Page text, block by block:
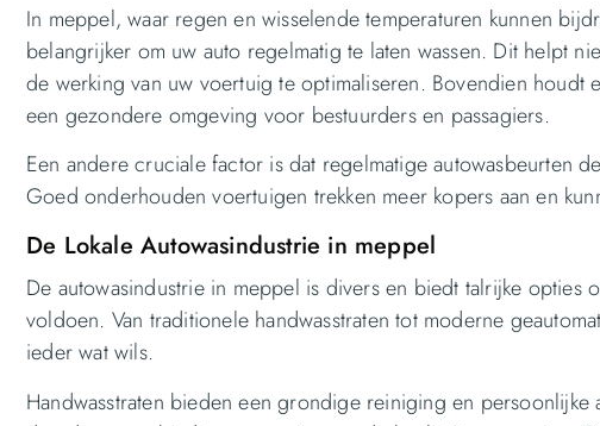
In meppel, waar regen en wisselende temperaturen kunnen
belangrijker om uw auto regelmatig te laten wassen. Dit helpt
de werking van uw voertuig te optimaliseren. Bovendien
een gezondere omgeving voor bestuurders en passagiers.
Een andere cruciale factor is dat regelmatige autowasbeurten
Goed onderhouden voertuigen trekken meer kopers aan en
De Lokale Autowasindustrie in meppel
De autowasindustrie in meppel is divers en biedt talrijke opties
voldoen. Van traditionele handwasstraten tot moderne
ieder wat wils.
Handwasstraten bieden een grondige reiniging en